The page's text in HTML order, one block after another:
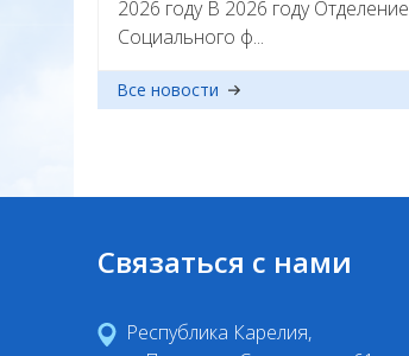
2026 году В 2026 году Отделение
Социального ф...
Все новости
Связаться с нами
Республика Карелия,